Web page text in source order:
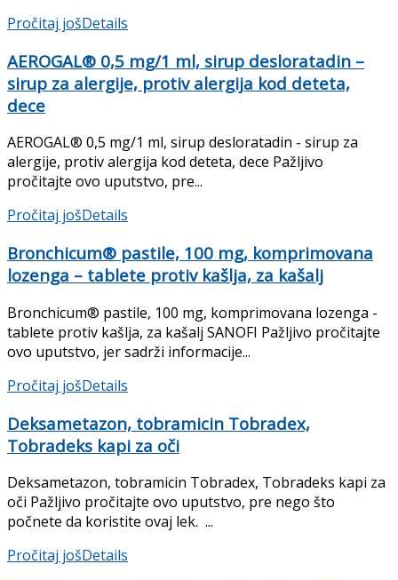
Pročitaj jošDetails
AEROGAL® 0,5 mg/1 ml, sirup desloratadin –
sirup za alergije, protiv alergija kod deteta,
dece
AEROGAL® 0,5 mg/1 ml, sirup desloratadin - sirup za
alergije, protiv alergija kod deteta, dece Pažljivo
pročitajte ovo uputstvo, pre...
Pročitaj jošDetails
Bronchicum® pastile, 100 mg, komprimovana
lozenga – tablete protiv kašlja, za kašalj
Bronchicum® pastile, 100 mg, komprimovana lozenga -
tablete protiv kašlja, za kašalj SANOFI Pažljivo pročitajte
ovo uputstvo, jer sadrži informacije...
Pročitaj jošDetails
Deksametazon, tobramicin Tobradex,
Tobradeks kapi za oči
Deksametazon, tobramicin Tobradex, Tobradeks kapi za
oči Pažljivo pročitajte ovo uputstvo, pre nego što
počnete da koristite ovaj lek. ...
Pročitaj jošDetails